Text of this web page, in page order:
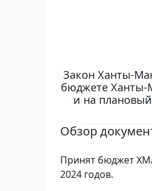
Закон Ханты-
бюджете Ханты-
и на
Обзор
Принят бюджет
2024 годов.